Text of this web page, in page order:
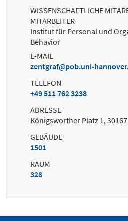
WISSENSCHAFTLICHE
MITARBEITER
Institut für Personal und
Behavior
E-MAIL
zentgraf
pob.uni-
TELEFON
+49 511 762 3238
ADRESSE
Königsworther Platz 1,
GEBÄUDE
1501
RAUM
328